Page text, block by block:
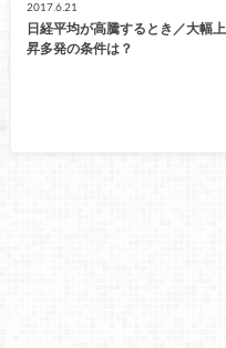
2017.6.21
日経平均が高騰するとき／大幅上
昇多発の条件は？